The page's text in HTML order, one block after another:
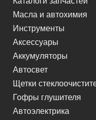
Масла и автохимия
Инструменты
Аксессуары
Аккумуляторы
Автосвет
Щетки
Гофры глушителя
Автоэлектрика